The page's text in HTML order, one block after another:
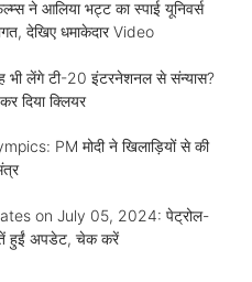
ने आलिया भट्ट का स्पाई यूनिवर्स
देखिए धमाकेदार Video
भी लेंगे टी-20 इंटरनेशनल से संन्यास?
दिया क्लियर
PM मोदी ने खिलाड़ियों से की
on July 05, 2024: पेट्रोल-
हुईं अपडेट, चेक करें